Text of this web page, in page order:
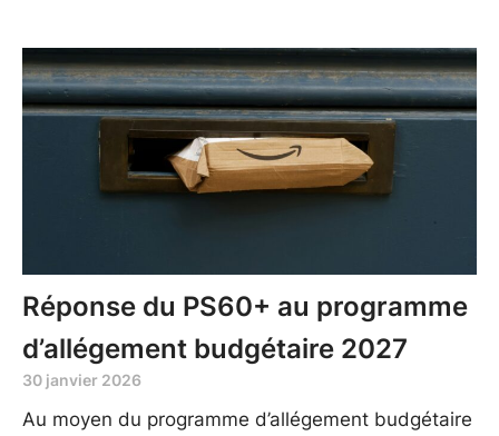
Réponse du PS60+ au programme
d’allégement budgétaire 2027
30 janvier 2026
Au moyen du programme d’allégement budgétaire